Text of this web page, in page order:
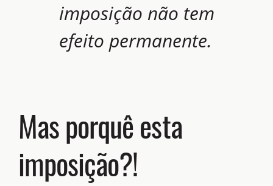
imposição não tem
efeito permanente.
Mas porquê esta
imposição?!